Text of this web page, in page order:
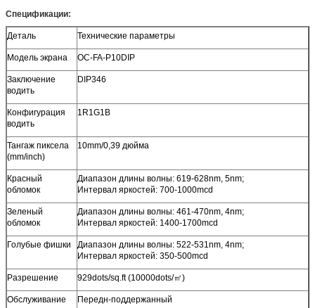
Спецификации:
Деталь Технические параметры
Модель экрана OC-FA-P10DIP
Заключение
водить
DIP346
Конфигурация
водить
1R1G1B
Тангаж пиксела
(mm/inch)
10mm/0,39 дюйма
Красный
обломок
Диапазон длины волны: 619-628nm, 5nm;
Интервал яркостей: 700-1000mcd
Зеленый
обломок
Диапазон длины волны: 461-470nm, 4nm;
Интервал яркостей: 1400-1700mcd
Голубые фишки
Диапазон длины волны: 522-531nm, 4nm;
Интервал яркостей: 350-500mcd
Разрешение 929dots/sq.ft (10000dots/㎡)
Обслуживание Передн-поддержанный